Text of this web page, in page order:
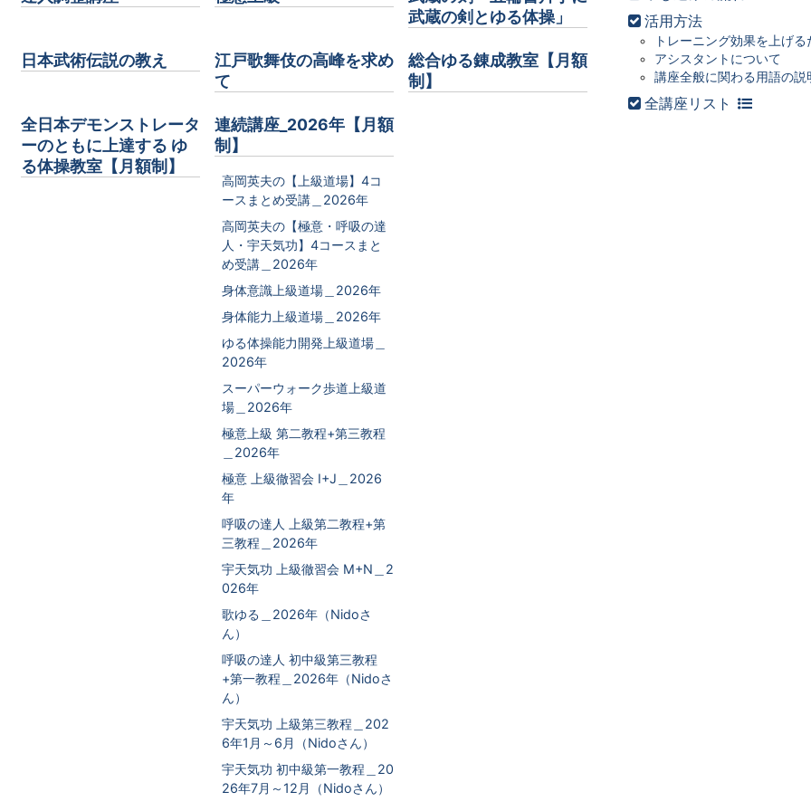
武蔵の剣とゆる体操」
日本武術伝説の教え
江戸歌舞伎の高峰を求め
て
総合ゆる錬成教室【月額
制】
全日本デモンストレータ
ーのともに上達する ゆ
る体操教室【月額制】
連続講座_2026年【月額
制】
高岡英夫の【上級道場】4コ
ースまとめ受講＿2026年
高岡英夫の【極意・呼吸の達
人・宇天気功】4コースまと
め受講＿2026年
身体意識上級道場＿2026年
身体能力上級道場＿2026年
ゆる体操能力開発上級道場＿
2026年
スーパーウォーク歩道上級道
場＿2026年
極意上級 第二教程+第三教程
＿2026年
極意 上級徹習会 I+J＿2026
年
呼吸の達人 上級第二教程+第
三教程＿2026年
宇天気功 上級徹習会 M+N＿2
026年
歌ゆる＿2026年（Nidoさ
ん）
呼吸の達人 初中級第三教程
+第一教程＿2026年（Nidoさ
ん）
宇天気功 上級第三教程＿202
6年1月～6月（Nidoさん）
宇天気功 初中級第一教程＿20
26年7月～12月（Nidoさん）
活用方法
トレーニング効果を上げる
アシスタントについて
講座全般に関わる用語の説
全講座リスト